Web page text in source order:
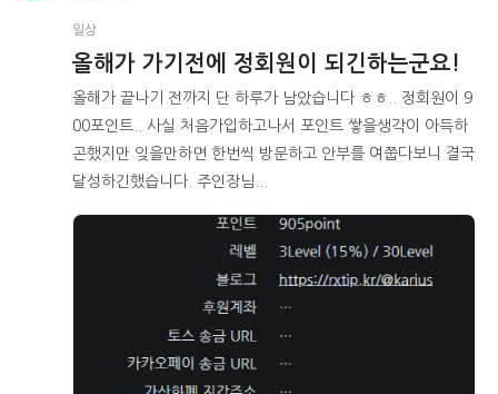
일상
올해가 가기전에 정회원이 되긴하는군요!
올해가 끝나기 전까지 단 하루가 남았습니다 ㅎㅎ.. 정회원이 9
00포인트.. 사실 처음가입하고나서 포인트 쌓을생각이 아득하
곤했지만 잊을만하면 한번씩 방문하고 안부를 여쭙다보니 결국
달성하긴했습니다. 주인장님...